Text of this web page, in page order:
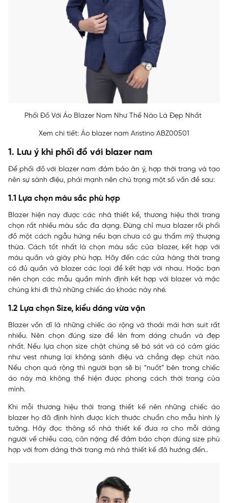
Phối Đồ Với Áo Blazer Nam Như Thế Nào Là Đẹp Nhất
Xem chi tiết: Áo blazer nam Aristino ABZ00501
1. Lưu ý khi phối đồ với blazer nam
Để phối đồ với blazer nam đảm bảo ăn ý, hợp thời trang và tạo
nên sự sành điệu, phái mạnh nên chú trọng một số vấn đề sau:
1.1 Lựa chọn màu sắc phù hợp
Blazer hiện nay được các nhà thiết kế, thương hiệu thời trang
chọn rất nhiều màu sắc đa dạng. Đừng chỉ mua blazer rồi phối
đồ một cách ngẫu hứng nếu bạn chưa có gu thẩm mỹ thượng
thừa. Cách tốt nhất là chọn màu sắc của blazer, kết hợp với
màu quần và giày phù hợp. Hãy đến các cửa hàng thời trang
có đủ quần và blazer các loại để kết hợp với nhau. Hoặc bạn
nên chọn các mẫu quần mình định kết hợp với blazer và mặc
chúng khi đi thử những chiếc áo khoác này nhé.
1.2 Lựa chọn Size, kiểu dáng vừa vặn
Blazer vốn dĩ là những chiếc áo rộng và thoải mái hơn suit rất
nhiều. Nên chọn đúng size để lên from dáng chuẩn và đẹp
nhất. Nếu lựa chọn size chật chúng sẽ bó sát và có cảm giác
như vest nhưng lại không sành điệu và chẳng đẹp chút nào.
Nếu chọn quá rộng thì người bạn sẽ bị “nuốt” bên trong chiếc
áo này mà không thể hiện được phong cách thời trang của
mình.
Khi mỗi thương hiệu thời trang thiết kế nên những chiếc áo
blazer họ đã định hình được kích thước chuẩn cho mẫu hình lý
tưởng. Hãy đọc thông số nhà thiết kế đưa ra cho mỗi dáng
người về chiều cao, cân nặng để đảm bảo chọn đúng size phù
hợp với from dáng thời trang mà nhà thiết kế đã hướng đến..